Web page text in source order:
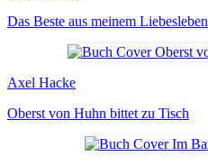
Das Beste aus meinem Liebesleben
Axel Hacke
Oberst von Huhn bittet zu Tisch